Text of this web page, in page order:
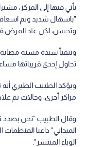
يأتي فيها إلى المركز،
"باسهال شديد وتم
وتحسن، لكن عاد المرض
وتتقيأ سيدة مسنة مصابة
تحاول إحدى قريباتها
ويؤكد الطبيب الطيري
مراكز أخرى، وحالات تم
وقال الطبيب "نحن بصدد
الميداني" داعيا
الوباء المنتشر".